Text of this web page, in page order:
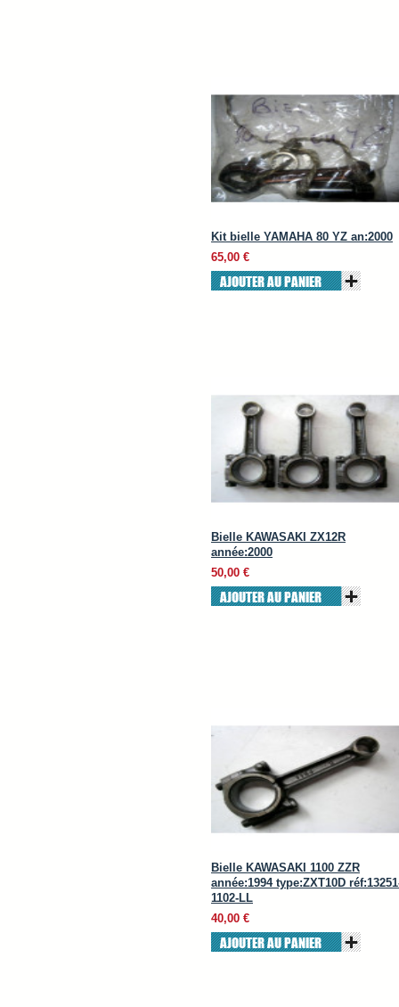
Kit bielle YAMAHA 80 YZ an:2000
65,00 €
AJOUTER AU PANIER
Bielle KAWASAKI ZX12R
année:2000
50,00 €
AJOUTER AU PANIER
Bielle KAWASAKI 1100 ZZR
année:1994 type:ZXT10D
1102-LL
40,00 €
AJOUTER AU PANIER